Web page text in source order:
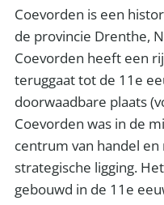
Coevorden is een
de provincie Drenthe,
Coevorden heeft een
teruggaat tot de 11e
doorwaadbare plaats
Coevorden was in de
centrum van handel
strategische ligging.
gebouwd in de 11e